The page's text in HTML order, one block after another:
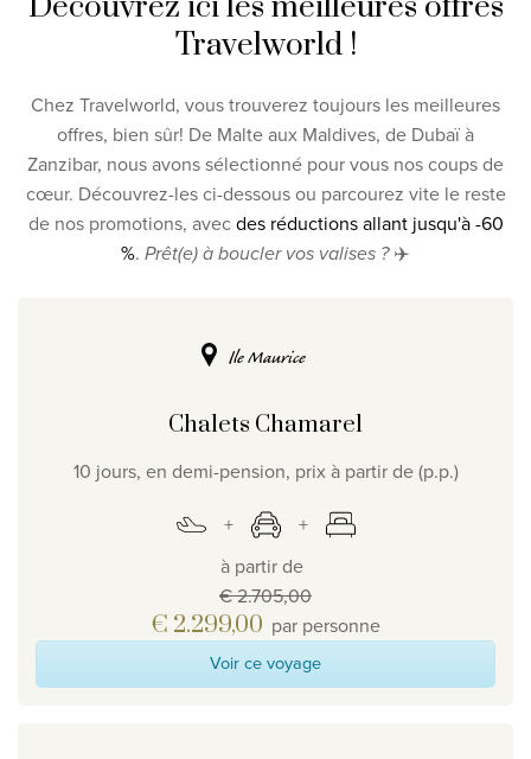
Découvrez nos thèmes
Lune de miel
Adultes uniquement
Luxe
Voir tous les thèmes
Les meilleures offres
Dhigali Resort Maldives
À propos de Travelworld
Qui sommes-nous ?
Pourquoi Travelworld
Nos destinations
Contactez nous
Travelworld !
Chez Travelworld, vous trouverez toujours les meilleures
offres, bien sûr! De Malte aux Maldives, de Dubaï à
Zanzibar, nous avons sélectionné pour vous nos coups de
cœur. Découvrez-les ci-dessous ou parcourez vite le reste
de nos promotions, avecdes réductions allant jusqu'à -60
%. Prêt(e) à boucler vos valises ?✈️
Ile Maurice
Chalets Chamarel
10 jours, en demi-pension, prix à partir de (p.p.)
à partir de
€ 2.705,00
€ 2.299,00 par personne
Voir ce voyage